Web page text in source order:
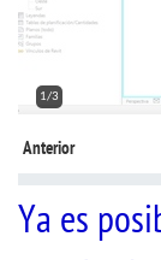
2/3
Anterior
Ya es